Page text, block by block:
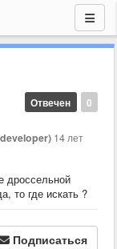
0
Отвечен
14 лет
дроссельной
то где искать ?
Подписаться